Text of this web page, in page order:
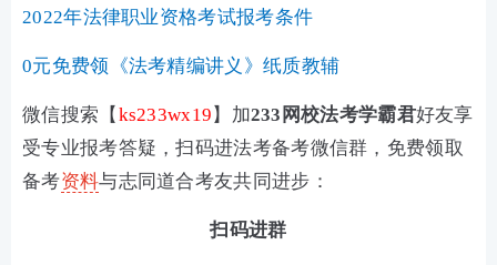
2022年法律职业资格考试报考条件
0元免费领《法考精编讲义》纸质教辅
微信搜索【 ks233wx19 】加233网校法考学霸君好友享
受专业报考答疑 ，扫码进法考备考微信群，免费领取
备考资料与志同道合考友共同进步：
扫码进群